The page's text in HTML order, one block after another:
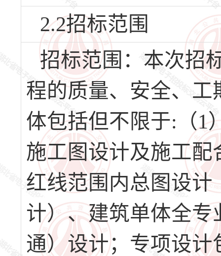
2.2招标范围
招标范围：本次招
程的质量、安全、
体包括但不限于:（1
施工图设计及施工
红线范围内总图设
计）、建筑单体全
通）设计；专项设